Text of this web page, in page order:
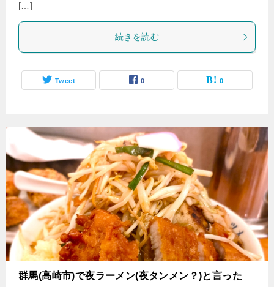
[…]
続きを読む
Tweet 0 0
群馬(高崎市)で夜ラーメン(夜タンメン？)と言った